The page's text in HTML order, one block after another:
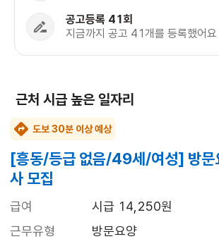
공고등록 41회
지금까지 공고 41개를 등록했어요
근처 시급 높은 일자리
도보 30분 이상 예상
[흥동/등급 없음/49세/여성] 방문
사 모집
급여
시급 14,250원
근무유형
방문요양